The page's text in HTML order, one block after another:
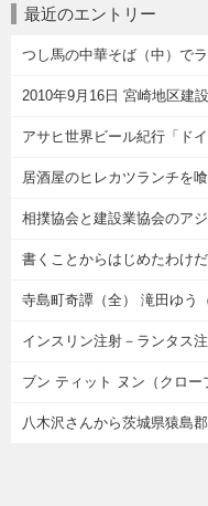
最近のエントリー
つし馬の中華そば（中）で
2010年9月16日 宮崎地区建
居酒屋のヒレカツランチを
相撲協会と建設業協会のアジ
書くことからはじめたわけ
寺島町奇譚（全） 滝田ゆう
インスリン注射－ランタス
八木沢さんから茨城県猿島